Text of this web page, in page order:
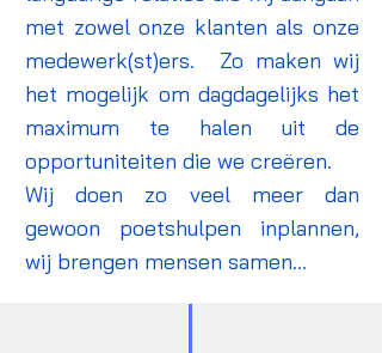
met zowel onze klanten als onze
medewerk(st)ers. Zo maken wij
het mogelijk om dagdagelijks het
maximum te halen uit de
opportuniteiten die we creëren.
Wij doen zo veel meer dan
gewoon poetshulpen inplannen,
wij brengen mensen samen...